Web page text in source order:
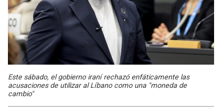
Este sábado, el gobierno iraní rechazó enfáticamente las
acusaciones de utilizar al Líbano como una "moneda de
cambio"